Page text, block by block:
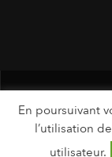
En poursuivant
l’utilisation
utilisateur.